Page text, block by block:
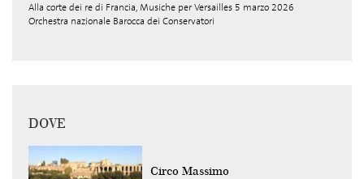
Alla corte dei re di Francia, Musiche per Versailles 5 marzo 2026
Orchestra nazionale Barocca dei Conservatori
DOVE
Circo Massimo